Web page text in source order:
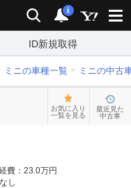
検索 通知
i
ID新規取得
ミニの車種一覧 ミニの中古
お気に入り
一覧を見る
最近見た
中古車
費： 23.0万円
なし